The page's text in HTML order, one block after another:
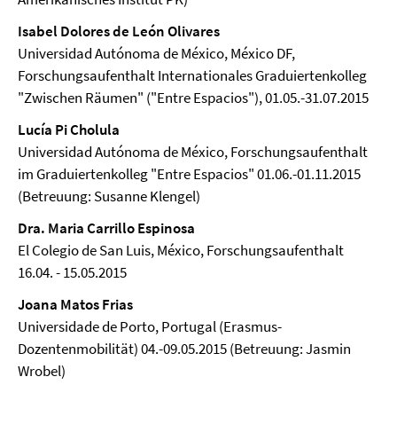
Isabel Dolores de León Olivares
Universidad Autónoma de México, México DF,
Forschungsaufenthalt Internationales Graduiertenkolleg
"Zwischen Räumen" ("Entre Espacios"), 01.05.-31.07.2015
Lucía Pi Cholula
Universidad Autónoma de México, Forschungsaufenthalt
im Graduiertenkolleg "Entre Espacios" 01.06.-01.11.2015
(Betreuung: Susanne Klengel)
Dra. Maria Carrillo Espinosa
El Colegio de San Luis, México, Forschungsaufenthalt
16.04. - 15.05.2015
Joana Matos Frias
Universidade de Porto, Portugal (Erasmus-
Dozentenmobilität) 04.-09.05.2015 (Betreuung: Jasmin
Wrobel)